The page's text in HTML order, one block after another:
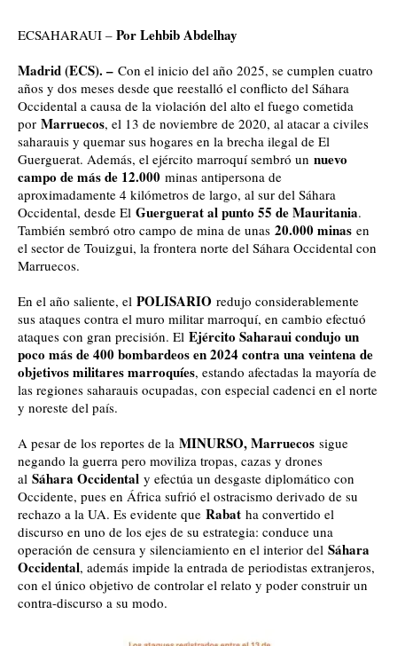
ECSAHARAUI – Por Lehbib Abdelhay
Madrid (ECS). – Con el inicio del año 2025, se cumplen cuatro
años y dos meses desde que reestalló el conflicto del Sáhara
Occidental a causa de la violación del alto el fuego cometida
por Marruecos, el 13 de noviembre de 2020, al atacar a civiles
saharauis y quemar sus hogares en la brecha ilegal de El
Guerguerat. Además, el ejército marroquí sembró un nuevo
campo de más de 12.000 minas antipersona de
aproximadamente 4 kilómetros de largo, al sur del Sáhara
Occidental, desde El Guerguerat al punto 55 de Mauritania.
También sembró otro campo de mina de unas 20.000 minas en
el sector de Touizgui, la frontera norte del Sáhara Occidental con
Marruecos.
En el año saliente, el POLISARIO redujo considerablemente
sus ataques contra el muro militar marroquí, en cambio efectuó
ataques con gran precisión. El Ejército Saharaui condujo un
poco más de 400 bombardeos en 2024 contra una veintena de
objetivos militares marroquíes, estando afectadas la mayoría de
las regiones saharauis ocupadas, con especial cadenci en el norte
y noreste del país.
A pesar de los reportes de la MINURSO, Marruecos sigue
negando la guerra pero moviliza tropas, cazas y drones
al Sáhara Occidental y efectúa un desgaste diplomático con
Occidente, pues en África sufrió el ostracismo derivado de su
rechazo a la UA. Es evidente que Rabat ha convertido el
discurso en uno de los ejes de su estrategia: conduce una
operación de censura y silenciamiento en el interior del Sáhara
Occidental, además impide la entrada de periodistas extranjeros,
con el único objetivo de controlar el relato y poder construir un
contra-discurso a su modo.